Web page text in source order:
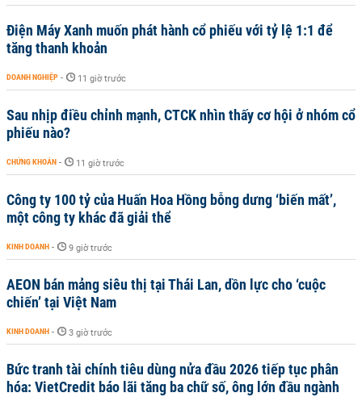
Điện Máy Xanh muốn phát hành cổ phiếu với tỷ lệ 1:1 để
tăng thanh khoản
DOANH NGHIỆP - 11 giờ trước
Sau nhịp điều chỉnh mạnh, CTCK nhìn thấy cơ hội ở nhóm cổ
phiếu nào?
CHỨNG KHOÁN - 11 giờ trước
Công ty 100 tỷ của Huấn Hoa Hồng bỗng dưng ‘biến mất’,
một công ty khác đã giải thể
KINH DOANH - 9 giờ trước
AEON bán mảng siêu thị tại Thái Lan, dồn lực cho ‘cuộc
chiến’ tại Việt Nam
KINH DOANH - 3 giờ trước
Bức tranh tài chính tiêu dùng nửa đầu 2026 tiếp tục phân
hóa: VietCredit báo lãi tăng ba chữ số, ông lớn đầu ngành